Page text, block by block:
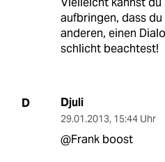
aufbringen, dass
anderen, einen
schlicht beachtest!
D Djuli
29.01.2013, 15:44 Uhr
@Frank boost